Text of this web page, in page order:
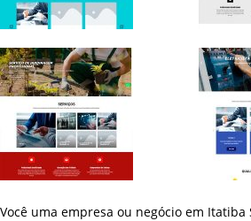
Você uma empresa ou negócio em Itatiba